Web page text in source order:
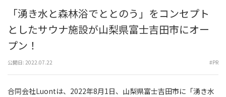
「湧き⽔と森林浴でととのう」をコンセプト
としたサウナ施設が⼭梨県富⼠吉⽥市にオー
プン！
公開日: 2022.07.22 #PR
合同会社Luontは、2022年8⽉1⽇、⼭梨県富⼠吉⽥市に「湧き⽔